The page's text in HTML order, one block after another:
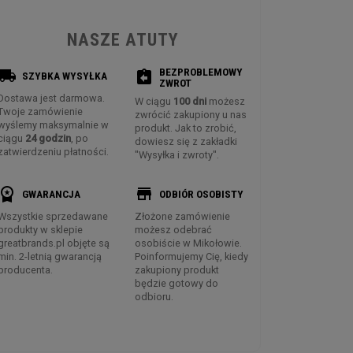
NASZE ATUTY
SZYBKA WYSYŁKA
jest darmowa.
zamówienie
maksymalnie w
24 godzin, po
płatności.
GWARANCJA
sprzedawane
w sklepie
objęte są
2-letnią gwarancją
assignment_return
BEZPROBLEMOWY
ZWROT
W ciągu 100 dnimożesz
zwrócić zakupiony u nas
produkt. Jak to zrobić,
dowiesz się z zakładki
"Wysyłka i zwroty".
store ODBIÓR OSOBISTY
Złożone zamówienie
możesz odebrać
osobiście w Mikołowie.
Poinformujemy Cię, kiedy
zakupiony produkt
będzie gotowy do
odbioru.